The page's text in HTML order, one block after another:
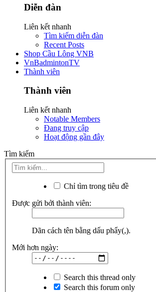
Diễn đàn
Liên kết nhanh
Tìm kiếm diễn đàn
Recent Posts
Shop Cầu Lông VNB
VnBadmintonTV
Thành viên
Thành viên
Liên kết nhanh
Notable Members
Đang truy cập
Hoạt động gần đây
Tìm kiếm
Chỉ tìm trong tiêu đề
Được gửi bởi thành viên:
Dãn cách tên bằng dấu phẩy(,).
Mới hơn ngày:
Search this thread only
Search this forum only